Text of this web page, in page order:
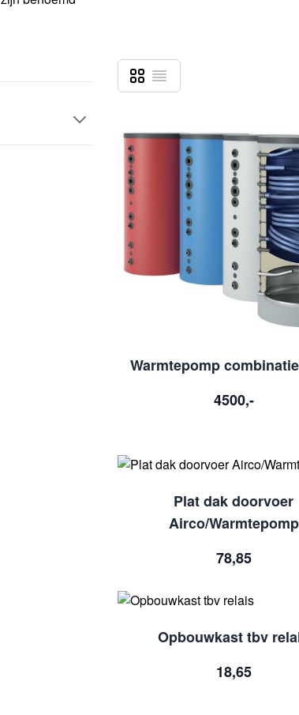
Tonen als
Foto-tabel
Lijst
Warmtepomp
4500,-
Plat dak doorvoer
Airco/Warmtepomp
78,85
Opbouwkast tbv
18,65